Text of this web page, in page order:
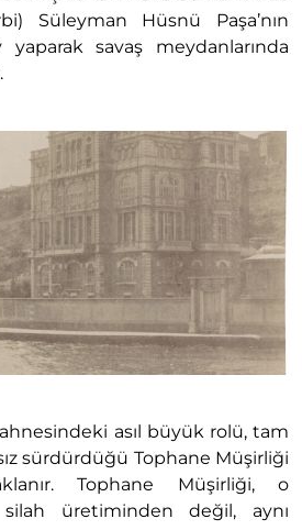
Süleyman Hüsnü Paşa’nın
savaş meydanlarında
asıl büyük rolü, tam
sürdürdüğü Tophane Müşirliği
Tophane Müşirliği, o
üretiminden değil, aynı